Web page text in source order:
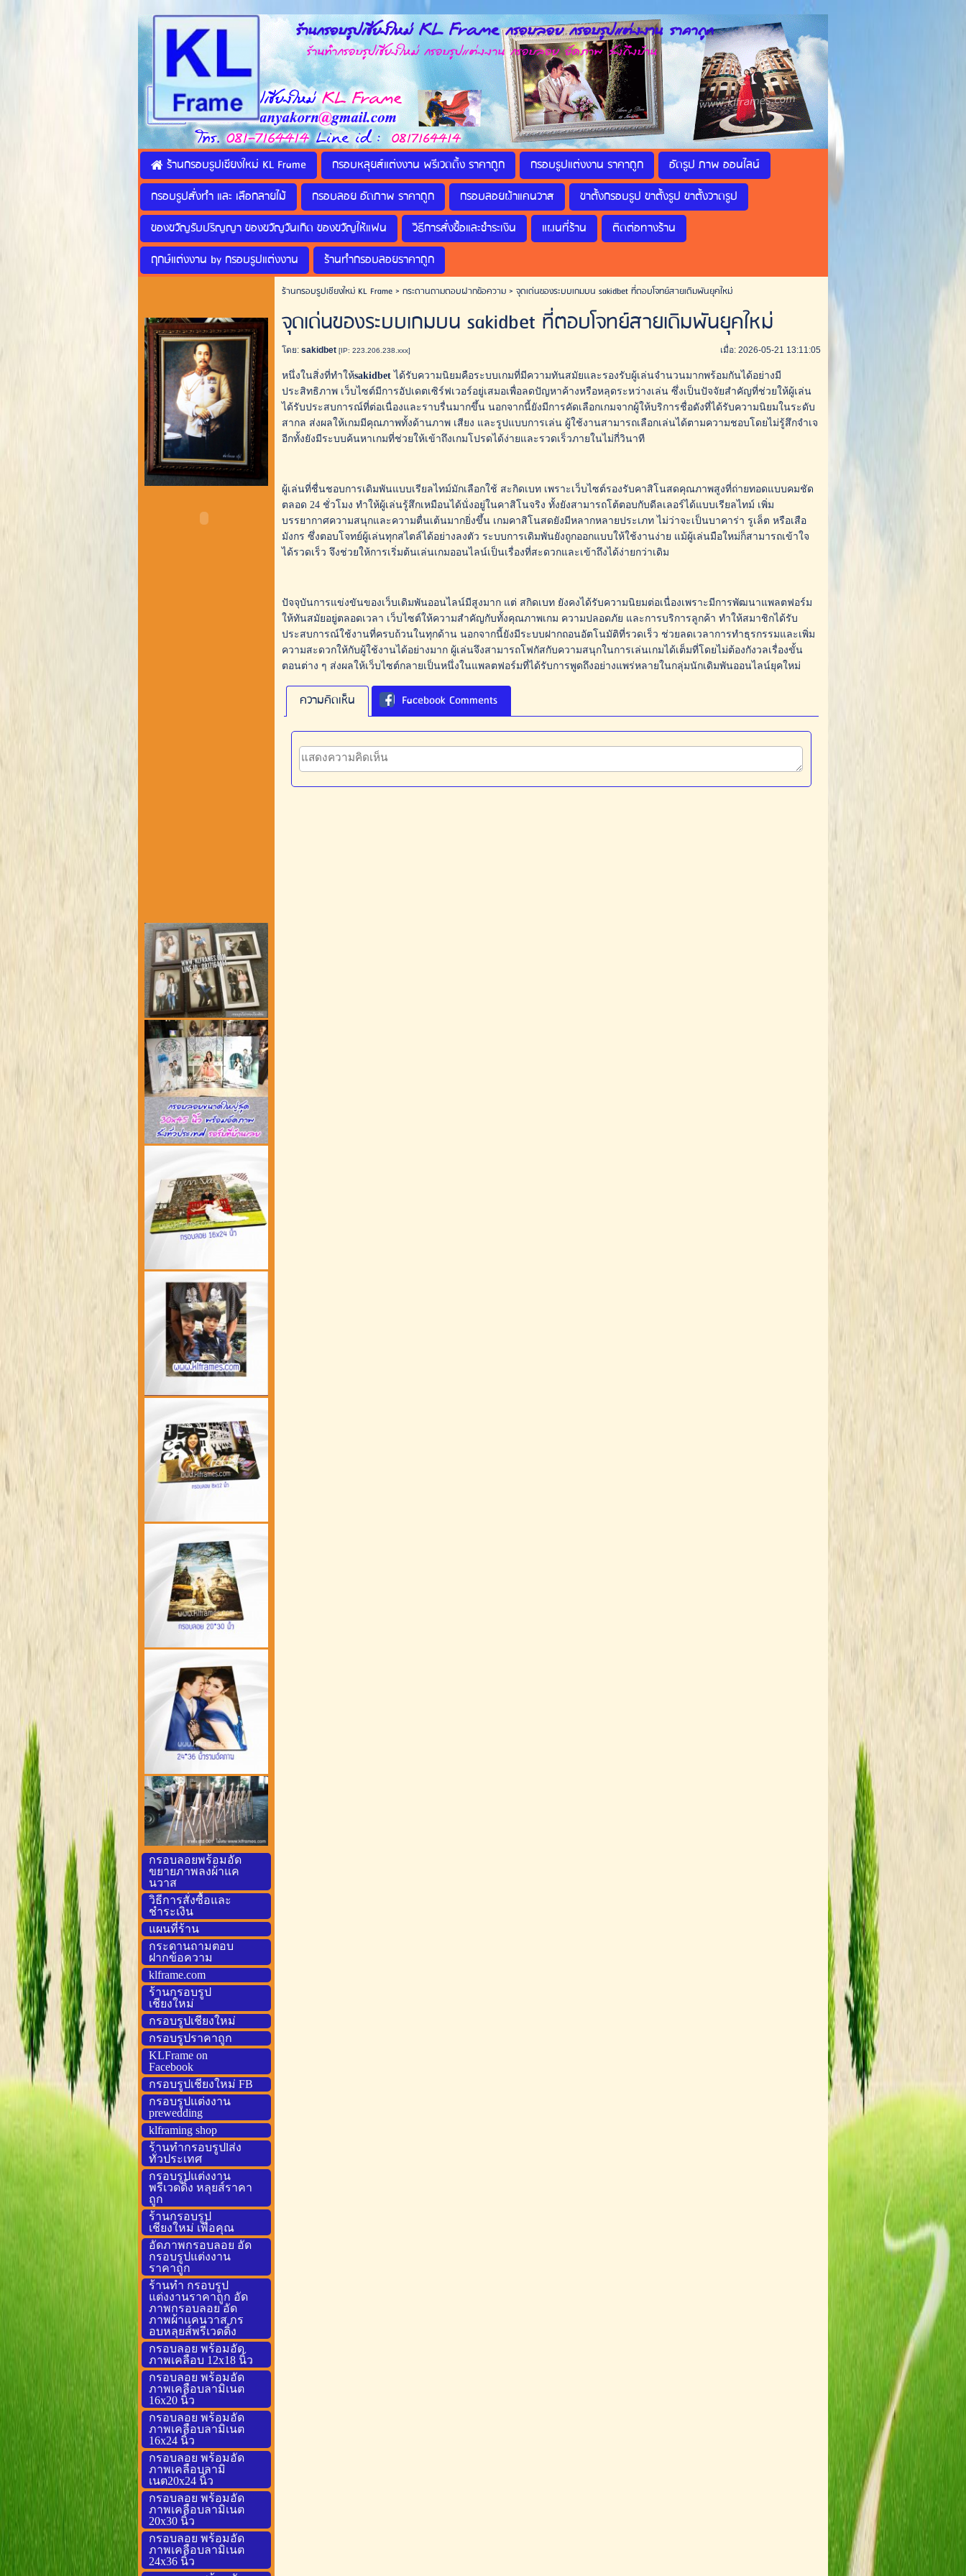
ร้านกรอบรูปเชียงใหม่ KL Frame กรอบลอย กรอบรูปแต่งงาน ราคาถูก
ร้านทำกรอบรูปเชียงใหม่ กรอบรูปแต่งงาน กรอบลอย อัดภาพ ส่งถึงบ้าน
ร้านกรอบรูปเชียงใหม่ KL Frame กรอบหลุยส์แต่งงาน พรีเวดดิ้ง ราคาถูก กรอบรูปแต่งงาน ราคาถูก
อัดรูป ภาพ ออนไลน์
กรอบรูปสั่งทำ และ เลือกลายไม้
กรอบลอย อัดภาพ ราคาถูก กรอบลอยผ้าแคนวาส
ขาตั้งกรอบรูป ขาตั้งรูป ขาตั้งวาดรูป
ของขวัญรับปริญญา ของขวัญวันเกิด ของขวัญให้แฟน
วิธีการสั่งซื้อและชำระเงิน แผนที่ร้าน
ติดต่อทางร้าน
ฤกษ์แต่งงาน by กรอบรูปแต่งงาน
ร้านทำกรอบลอยราคาถูก
กรอบลอยพร้อมอัด
ขยายภาพลงผ้าแค
นวาส
วิธีการสั่งซื้อและ
ชำระเงิน
แผนที่ร้าน
กระดานถามตอบ
ฝากข้อความ
klframe.com
ร้านกรอบรูป
เชียงใหม่
กรอบรูปเชียงใหม่
กรอบรูปราคาถูก
KLFrame on
Facebook
กรอบรูปเชียงใหม่ FB
กรอบรูปแต่งงาน
prewedding
klframing shop
ร้านทำกรอบรูปlส่ง
ทั่วประเทศ
กรอบรูปแต่งงาน
พรีเวดดิ้ง หลุยส์ราคา
ถูก
ร้านกรอบรูป
เชียงใหม่ เพื่อคุณ
อัดภาพกรอบลอย อัด
กรอบรูปแต่งงาน
ราคาถูก
ร้านทำ กรอบรูป
แต่งงานราคาถูก อัด
ภาพกรอบลอย อัด
ภาพผ้าแคนวาส กร
อบหลุยส์พรีเวดดิ้ง
กรอบลอย พร้อมอัด
ภาพเคลือบ 12x18 นิ้ว
กรอบลอย พร้อมอัด
ภาพเคลือบลามิเนต
16x20 นิ้ว
กรอบลอย พร้อมอัด
ภาพเคลือบลามิเนต
16x24 นิ้ว
กรอบลอย พร้อมอัด
ภาพเคลือบลามิ
เนต20x24 นิ้ว
กรอบลอย พร้อมอัด
ภาพเคลือบลามิเนต
20x30 นิ้ว
กรอบลอย พร้อมอัด
ภาพเคลือบลามิเนต
24x36 นิ้ว
ร้านกรอบรูปเชียงใหม่ KL Frame> กระดานถามตอบฝากข้อความ> จุดเด่นของระบบเกมบน sakidbet ที่ตอบโจทย์สายเดิมพันยุคใหม่
จุดเด่นของระบบเกมบน sakidbet ที่ตอบโจทย์สายเดิมพันยุคใหม่
โดย:sakidbet [IP: 223.206.238.xxx] เมื่อ: 2026-05-21 13:11:05
หนึ่งในสิ่งที่ทำให้sakidbetได้รับความนิยมคือระบบเกมที่มีความทันสมัยและรองรับผู้เล่นจำนวนมากพร้อมกันได้อย่างมี
ประสิทธิภาพ เว็บไซต์มีการอัปเดตเซิร์ฟเวอร์อยู่เสมอเพื่อลดปัญหาค้างหรือหลุดระหว่างเล่น ซึ่งเป็นปัจจัยสำคัญที่ช่วยให้ผู้เล่น
ได้รับประสบการณ์ที่ต่อเนื่องและราบรื่นมากขึ้น นอกจากนี้ยังมีการคัดเลือกเกมจากผู้ให้บริการชื่อดังที่ได้รับความนิยมในระดับ
สากล ส่งผลให้เกมมีคุณภาพทั้งด้านภาพ เสียง และรูปแบบการเล่น ผู้ใช้งานสามารถเลือกเล่นได้ตามความชอบโดยไม่รู้สึกจำเจ
อีกทั้งยังมีระบบค้นหาเกมที่ช่วยให้เข้าถึงเกมโปรดได้ง่ายและรวดเร็วภายในไม่กี่วินาที
ผู้เล่นที่ชื่นชอบการเดิมพันแบบเรียลไทม์มักเลือกใช้ สะกิดเบท เพราะเว็บไซต์รองรับคาสิโนสดคุณภาพสูงที่ถ่ายทอดแบบคมชัด
ตลอด 24 ชั่วโมง ทำให้ผู้เล่นรู้สึกเหมือนได้นั่งอยู่ในคาสิโนจริง ทั้งยังสามารถโต้ตอบกับดีลเลอร์ได้แบบเรียลไทม์ เพิ่ม
บรรยากาศความสนุกและความตื่นเต้นมากยิ่งขึ้น เกมคาสิโนสดยังมีหลากหลายประเภท ไม่ว่าจะเป็นบาคาร่า รูเล็ต หรือเสือ
มังกร ซึ่งตอบโจทย์ผู้เล่นทุกสไตล์ได้อย่างลงตัว ระบบการเดิมพันยังถูกออกแบบให้ใช้งานง่าย แม้ผู้เล่นมือใหม่ก็สามารถเข้าใจ
ได้รวดเร็ว จึงช่วยให้การเริ่มต้นเล่นเกมออนไลน์เป็นเรื่องที่สะดวกและเข้าถึงได้ง่ายกว่าเดิม
ปัจจุบันการแข่งขันของเว็บเดิมพันออนไลน์มีสูงมาก แต่ สกิดเบท ยังคงได้รับความนิยมต่อเนื่องเพราะมีการพัฒนาแพลตฟอร์ม
ให้ทันสมัยอยู่ตลอดเวลา เว็บไซต์ให้ความสำคัญกับทั้งคุณภาพเกม ความปลอดภัย และการบริการลูกค้า ทำให้สมาชิกได้รับ
ประสบการณ์ใช้งานที่ครบถ้วนในทุกด้าน นอกจากนี้ยังมีระบบฝากถอนอัตโนมัติที่รวดเร็ว ช่วยลดเวลาการทำธุรกรรมและเพิ่ม
ความสะดวกให้กับผู้ใช้งานได้อย่างมาก ผู้เล่นจึงสามารถโฟกัสกับความสนุกในการเล่นเกมได้เต็มที่โดยไม่ต้องกังวลเรื่องขั้น
ตอนต่าง ๆ ส่งผลให้เว็บไซต์กลายเป็นหนึ่งในแพลตฟอร์มที่ได้รับการพูดถึงอย่างแพร่หลายในกลุ่มนักเดิมพันออนไลน์ยุคใหม่
ความคิดเห็น Facebook Comments